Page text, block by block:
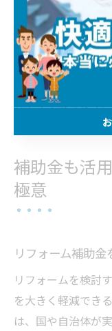
う。ランキング情
応状況も確認する
選びが可能となり
強い会社を選ぶこ
れやすくなります。
補助金も活
極意
リフォーム補助
リフォームを検討
を大きく軽減でき
は、国や自治体が